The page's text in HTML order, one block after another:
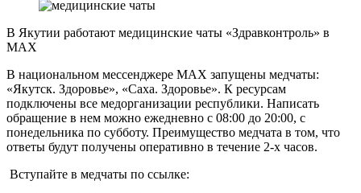
В Якутии работают медицинские чаты «Здравконтроль» в
MAX
В национальном мессенджере MAX запущены медчаты:
«Якутск. Здоровье», «Саха. Здоровье». К ресурсам
подключены все медорганизации республики. Написать
обращение в нем можно ежедневно с 08:00 до 20:00, с
понедельника по субботу. Преимущество медчата в том, что
ответы будут получены оперативно в течение 2-х часов.
Вступайте в медчаты по ссылке: